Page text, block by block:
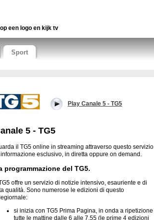
een logo en kijk tv
Sport
Play Canale 5 - TG5
5 - TG5
il TG5 online in streaming attraverso questo servizio
esclusivo, in diretta oppure on demand.
programmazione del TG5.
TG5 offre un servizio di notizie intensivo, esauriente e di
qualità. Sono numerose le edizioni di questo
si inizia con TG5 Prima Pagina, in onda a ripetizione
tutte le mattine dalle 6 alle 7.55 (le prime 4 edizioni